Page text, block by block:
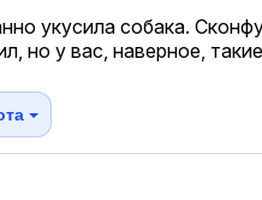
укусила собака.
но у вас, наверное,